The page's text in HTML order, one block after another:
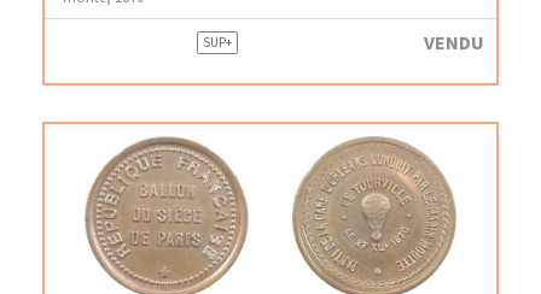
SUP+ VENDU